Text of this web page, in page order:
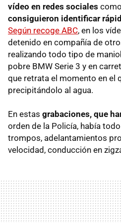
vídeo en redes sociales
consiguieron identificar
Según recoge ABC, en los
detenido en compañía de
realizando todo tipo de
pobre BMW Serie 3 y en
que retrata el momento en el
precipitándolo al agua.
En estas grabaciones, que
orden de la Policía, había
trompos, adelantamientos
velocidad, conducción en